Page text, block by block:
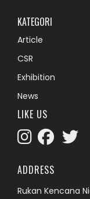
KATEGORI
Article
CSR
Exhibition
News
LIKE US
ADDRESS
Rukan Kencana